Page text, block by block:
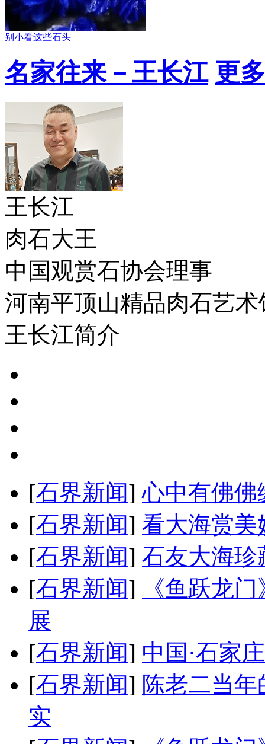
别小看这些石头
名家往来－王长江 更
王长江
肉石大王
中国观赏石协会理事
河南平顶山精品肉石艺术
王长江简介
[石界新闻] 心中有佛
[石界新闻] 看大海赏美
[石界新闻] 石友大海珍
[石界新闻]
《鱼跃龙
展
[石界新闻] 中国·石家
[石界新闻] 陈老二当
实